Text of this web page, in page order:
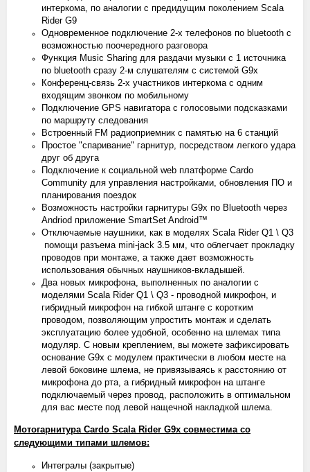
интеркома, по аналогии с предидущим поколением Scala
Rider G9
Одновременное подключение 2-х телефонов по bluetooth с
возможностью поочередного разговора
Функция Music Sharing для раздачи музыки с 1 источника
по bluetooth сразу 2-м слушателям с системой G9x
Конференц-связь 2-х участников интеркома с одним
входящим звонком по мобильному
Подключение GPS навигатора с голосовыми подсказками
по маршруту следования
Встроенный FM радиоприемник с памятью на 6 станций
Простое "спаривание" гарнитур, посредством легкого удара
друг об друга
Подключение к социальной web платформе Cardo
Community для управления настройками, обновления ПО и
планирования поездок
Возможность настройки гарнитуры G9x по Bluetooth через
Andriod приложение SmartSet Android™
Отключаемые наушники, как в моделях Scala Rider Q1 \ Q3
помощи разъема mini-jack 3.5 мм, что облегчает прокладку
проводов при монтаже, а также дает возможность
использования обычных наушников-вкладышей.
Два новых микрофона, выполненных по аналогии с
моделями Scala Rider Q1 \ Q3 - проводной микрофон, и
гибридный микрофон на гибкой штанге с коротким
проводом, позволяющим упростить монтаж и сделать
эксплуатацию более удобной, особенно на шлемах типа
модуляр. С новым креплением, вы можете зафиксировать
основание G9x с модулем практически в любом месте на
левой боковине шлема, не привязываясь к расстоянию от
микрофона до рта, а гибридный микрофон на штанге
подключаемый через провод, расположить в оптимальном
для вас месте под левой нащечной накладкой шлема.
Мотогарнитура Cardo Scala Rider G9x совместима со
следующими типами шлемов:
Интегралы (закрытые)